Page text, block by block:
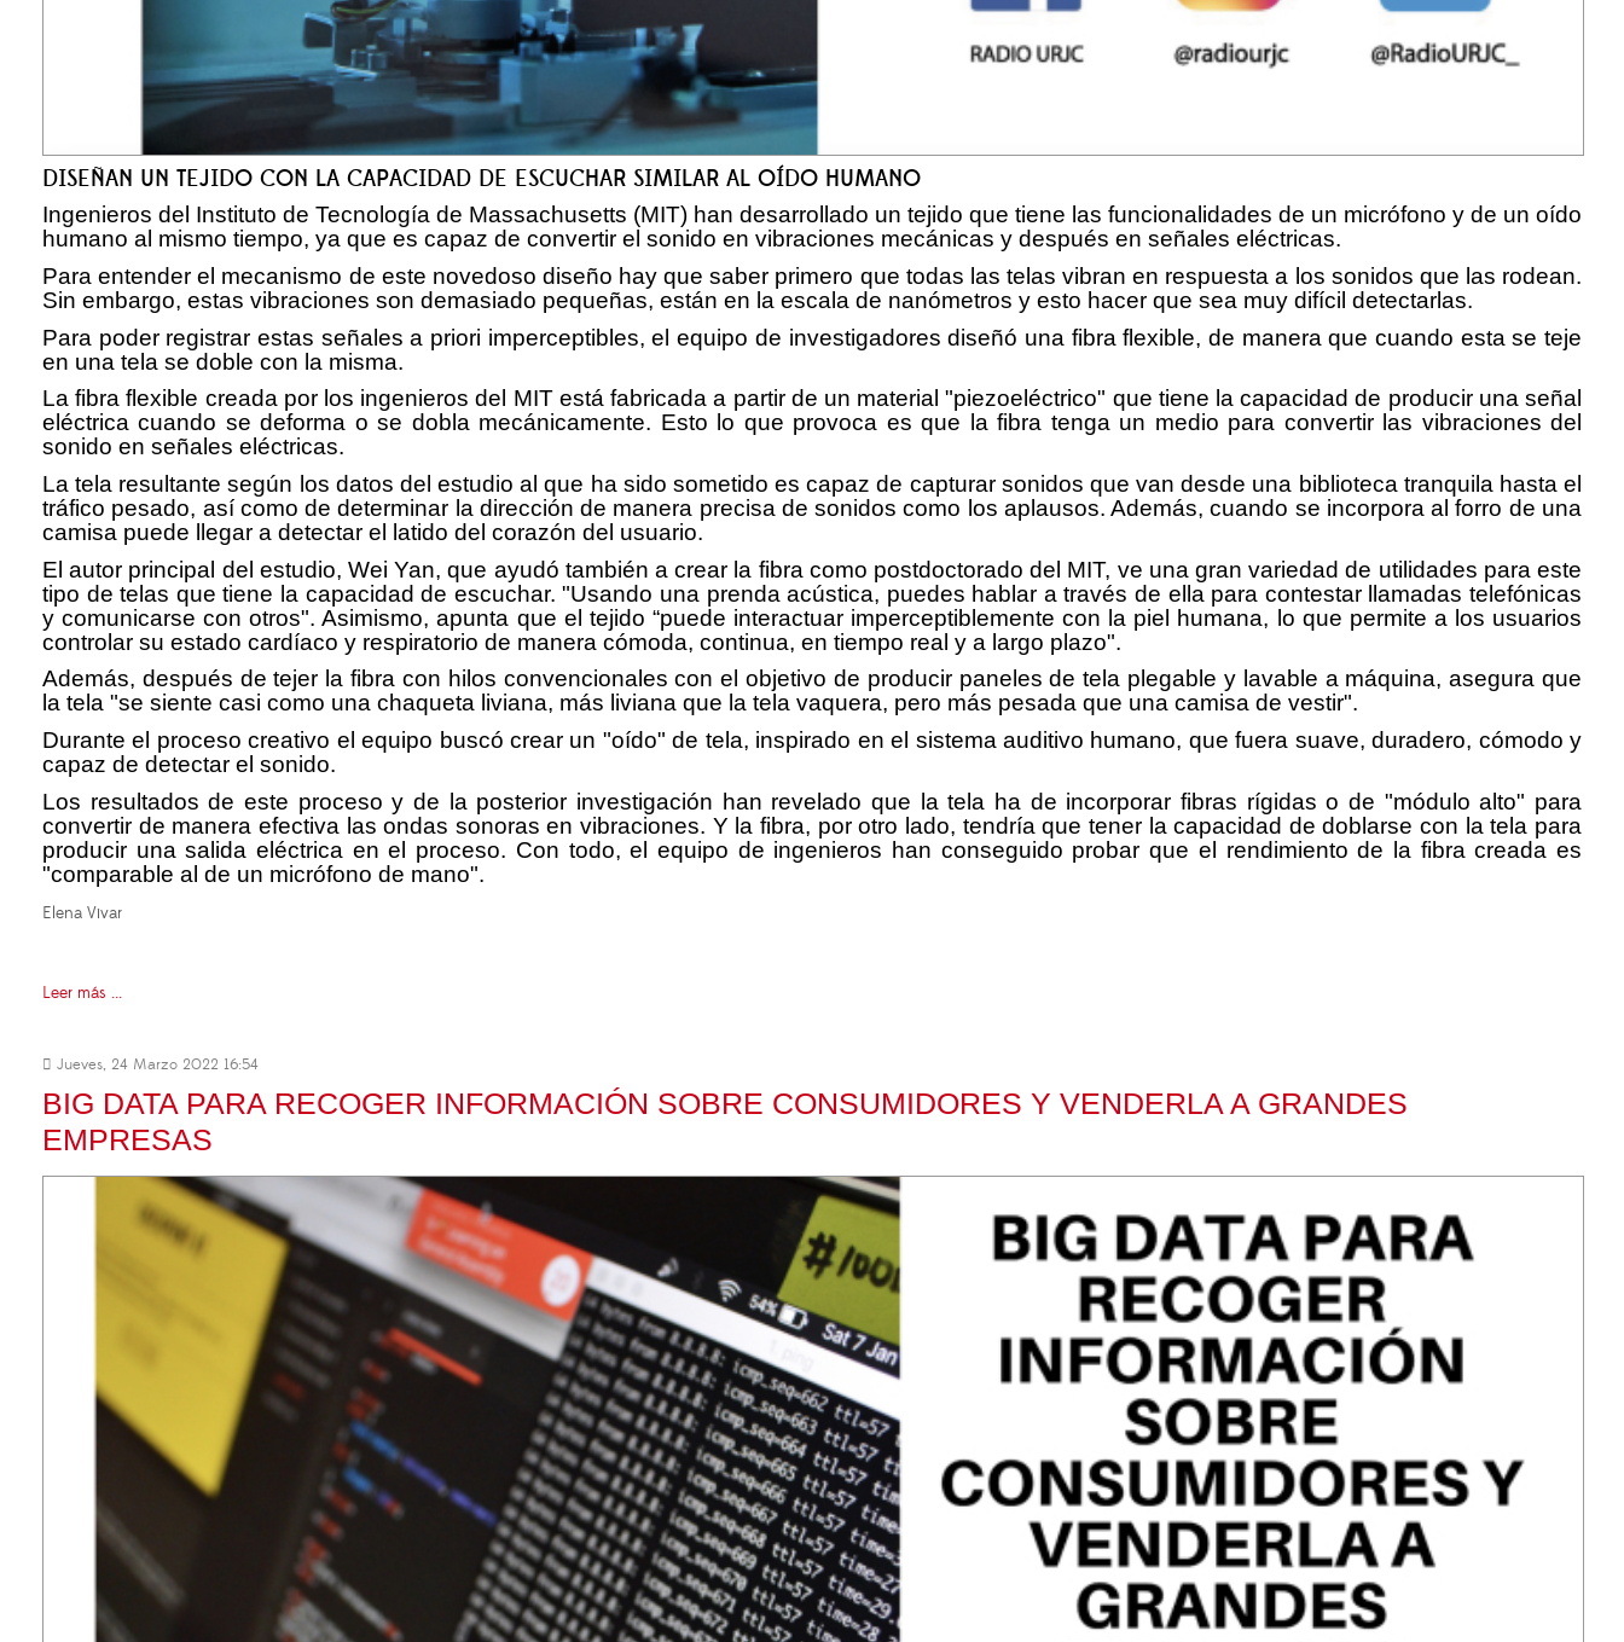
DISEÑAN UN TEJIDO CON LA CAPACIDAD DE ESCUCHAR SIMILAR AL OÍDO HUMANO
Ingenieros del Instituto de Tecnología de Massachusetts (MIT) han desarrollado un tejido que tiene las funcionalidades de un micrófono y de un oído
humano al mismo tiempo, ya que es capaz de convertir el sonido en vibraciones mecánicas y después en señales eléctricas.
Para entender el mecanismo de este novedoso diseño hay que saber primero que todas las telas vibran en respuesta a los sonidos que las rodean.
Sin embargo, estas vibraciones son demasiado pequeñas, están en la escala de nanómetros y esto hacer que sea muy difícil detectarlas.
Para poder registrar estas señales a priori imperceptibles, el equipo de investigadores diseñó una fibra flexible, de manera que cuando esta se teje
en una tela se doble con la misma.
La fibra flexible creada por los ingenieros del MIT está fabricada a partir de un material "piezoeléctrico" que tiene la capacidad de producir una señal
eléctrica cuando se deforma o se dobla mecánicamente. Esto lo que provoca es que la fibra tenga un medio para convertir las vibraciones del
sonido en señales eléctricas.
La tela resultante según los datos del estudio al que ha sido sometido es capaz de capturar sonidos que van desde una biblioteca tranquila hasta el
tráfico pesado, así como de determinar la dirección de manera precisa de sonidos como los aplausos. Además, cuando se incorpora al forro de una
camisa puede llegar a detectar el latido del corazón del usuario.
El autor principal del estudio, Wei Yan, que ayudó también a crear la fibra como postdoctorado del MIT, ve una gran variedad de utilidades para este
tipo de telas que tiene la capacidad de escuchar. "Usando una prenda acústica, puedes hablar a través de ella para contestar llamadas telefónicas
y comunicarse con otros". Asimismo, apunta que el tejido “puede interactuar imperceptiblemente con la piel humana, lo que permite a los usuarios
controlar su estado cardíaco y respiratorio de manera cómoda, continua, en tiempo real y a largo plazo".
Además, después de tejer la fibra con hilos convencionales con el objetivo de producir paneles de tela plegable y lavable a máquina, asegura que
la tela "se siente casi como una chaqueta liviana, más liviana que la tela vaquera, pero más pesada que una camisa de vestir".
Durante el proceso creativo el equipo buscó crear un "oído" de tela, inspirado en el sistema auditivo humano, que fuera suave, duradero, cómodo y
capaz de detectar el sonido.
Los resultados de este proceso y de la posterior investigación han revelado que la tela ha de incorporar fibras rígidas o de "módulo alto" para
convertir de manera efectiva las ondas sonoras en vibraciones. Y la fibra, por otro lado, tendría que tener la capacidad de doblarse con la tela para
producir una salida eléctrica en el proceso. Con todo, el equipo de ingenieros han conseguido probar que el rendimiento de la fibra creada es
"comparable al de un micrófono de mano".
Elena Vivar
Leer más ...
Jueves, 24 Marzo 2022 16:54
BIG DATA PARA RECOGER INFORMACIÓN SOBRE CONSUMIDORES Y VENDERLA A GRANDES
EMPRESAS